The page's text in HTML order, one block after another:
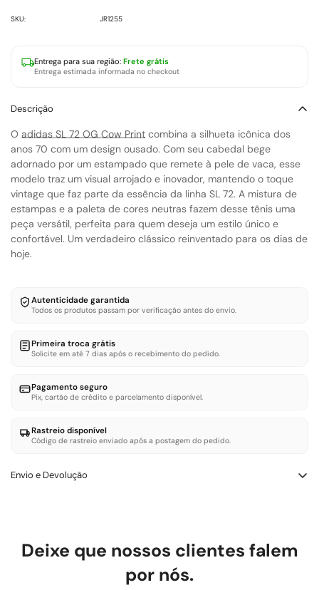
SKU: JR1255
Entrega para sua região: Frete grátis
Entrega estimada informada no checkout
Descrição
O adidas SL 72 OG Cow Print combina a silhueta icônica dos
anos 70 com um design ousado. Com seu cabedal bege
adornado por um estampado que remete à pele de vaca, esse
modelo traz um visual arrojado e inovador, mantendo o toque
vintage que faz parte da essência da linha SL 72. A mistura de
estampas e a paleta de cores neutras fazem desse tênis uma
peça versátil, perfeita para quem deseja um estilo único e
confortável. Um verdadeiro clássico reinventado para os dias de
hoje.
Autenticidade garantida
Todos os produtos passam por verificação antes do envio.
Primeira troca grátis
Solicite em até 7 dias após o recebimento do pedido.
Pagamento seguro
Pix, cartão de crédito e parcelamento disponível.
Rastreio disponível
Código de rastreio enviado após a postagem do pedido.
Envio e Devolução
Defeito de fabricação: trocamos ou reembolsamos sem custo.
Troca por tamanho ou modelo: a primeira é gratuita. Devolução
por arrependimento: reembolso integral, incluindo frete.
Deixe que nossos clientes falem
por nós.